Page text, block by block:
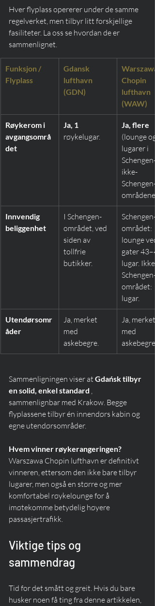
Hver flyplass opererer under de samme
regelverket, men tilbyr litt forskjellige
fasiliteter. La oss se hvordan de er
sammenlignet.
Funksjon /
Flyplass
Gdansk
lufthavn
(GDN)
Warszawa
Chopin
lufthavn
(WAW)
Røykerom i
avgangsområ
det
Ja, 1
røykelugar.
Ja, flere
(lounge og
lugarer i
Schengen-
ikke-
Schengen-
områdene).
Innvendig
beliggenhet
I Schengen-
området, ved
siden av
tollfrie
butikker.
Schengen-
området:
lounge ved
gater
lugar. Ikke-
Schengen-
området:
lugar.
Utendørsomr
åder
Ja, merket
med
askebegre.
Ja, merket
med
askebegre.
Sammenligningen viser at Gdańsk tilbyr
en solid, enkel standard ,
sammenlignbar med Krakow. Begge
flyplassene tilbyr én innendørs kabin og
egne utendørsområder.
Hvem vinner røykerangeringen?
Warszawa Chopin lufthavn er definitivt
vinneren, ettersom den ikke bare tilbyr
lugarer, men også en større og mer
komfortabel røykelounge for å
imøtekomme betydelig høyere
passasjertrafikk.
Viktige tips og
sammendrag
Tid for det smått og greit. Hvis du bare
husker noen få ting fra denne artikkelen,